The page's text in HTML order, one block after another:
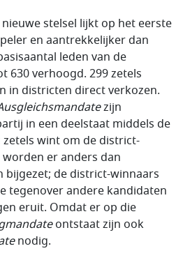
stelsel lijkt op het eerste
en aantrekkelijker dan
leden van de
630 verhoogd. 299 zetels
in districten direct verkozen.
zijn
in een deelstaat middels de
wint om de district-
er anders dan
bijgezet; de district-winnaars
tegenover andere kandidaten
eruit. Omdat er op die
ontstaat zijn ook
nodig.